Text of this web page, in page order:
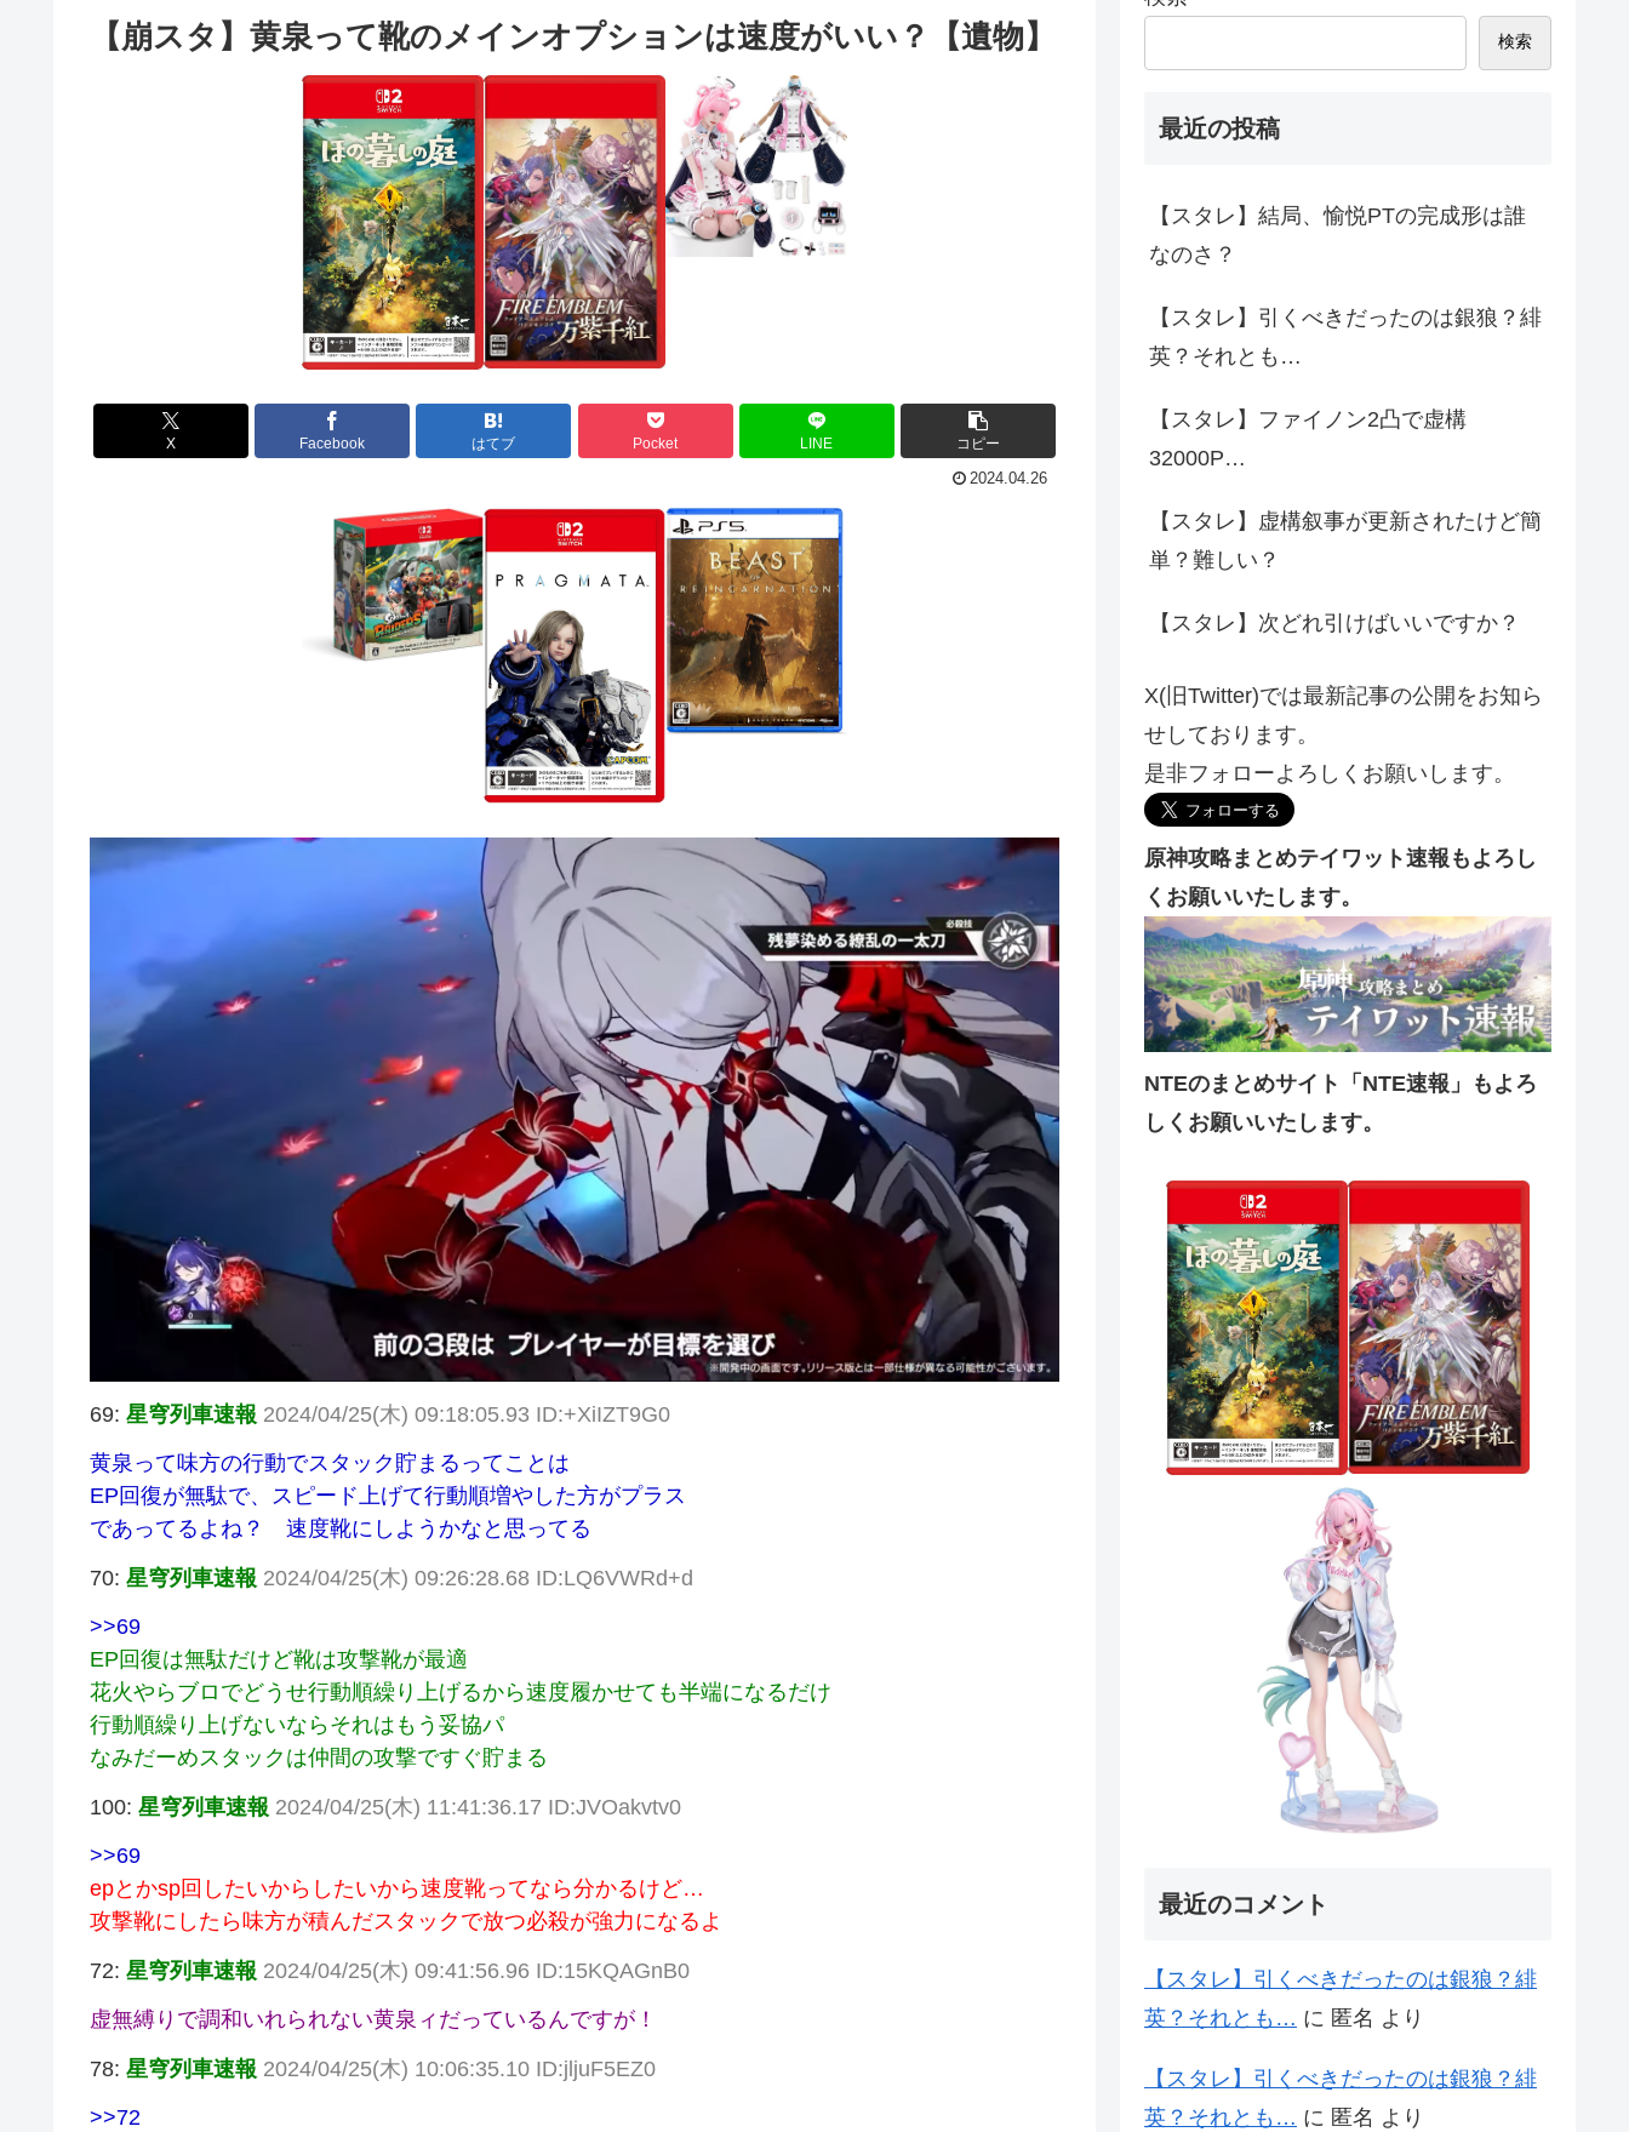
【崩スタ】黄泉って靴のメインオプションは速度がいい？【遺物】
X Facebook はてブ Pocket LINE コピー
2024.04.26
69: 星穹列車速報 2024/04/25(木) 09:18:05.93 ID:+XiIZT9G0
黄泉って味方の行動でスタック貯まるってことは
EP回復が無駄で、スピード上げて行動順増やした方がプラス
であってるよね？ 速度靴にしようかなと思ってる
70: 星穹列車速報 2024/04/25(木) 09:26:28.68 ID:LQ6VWRd+d
>>69
EP回復は無駄だけど靴は攻撃靴が最適
花火やらブロでどうせ行動順繰り上げるから速度履かせても半端になるだけ
行動順繰り上げないならそれはもう妥協パ
なみだーめスタックは仲間の攻撃ですぐ貯まる
100: 星穹列車速報 2024/04/25(木) 11:41:36.17 ID:JVOakvtv0
>>69
epとかsp回したいからしたいから速度靴ってなら分かるけど…
攻撃靴にしたら味方が積んだスタックで放つ必殺が強力になるよ
72: 星穹列車速報 2024/04/25(木) 09:41:56.96 ID:15KQAGnB0
虚無縛りで調和いれられない黄泉ィだっているんですが！
78: 星穹列車速報 2024/04/25(木) 10:06:35.10 ID:jljuF5EZ0
>>72
検索
最近の投稿
【スタレ】結局、愉悦PTの完成形は誰
なのさ？
【スタレ】引くべきだったのは銀狼？緋
英？それとも…
【スタレ】ファイノン2凸で虚構
32000P…
【スタレ】虚構叙事が更新されたけど簡
単？難しい？
【スタレ】次どれ引けばいいですか？
X(旧Twitter)では最新記事の公開をお知ら
せしております。
是非フォローよろしくお願いします。
原神攻略まとめテイワット速報もよろし
くお願いいたします。
NTEのまとめサイト「NTE速報」もよろ
しくお願いいたします。
最近のコメント
【スタレ】引くべきだったのは銀狼？緋
英？それとも… に 匿名 より
【スタレ】引くべきだったのは銀狼？緋
英？それとも… に 匿名 より